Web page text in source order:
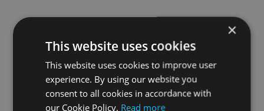
×
This website uses cookies
This website uses cookies to improve user
experience. By using our website you
consent to all cookies in accordance with
our Cookie Policy. Read more